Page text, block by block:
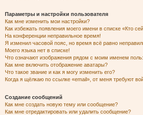
Параметры и настройки пользователя
Как мне изменить мои настройки?
Как избежать появления моего имени в списке «Кто
На конференции неправильное время!
Я изменил часовой пояс, но время всё равно
Моего языка нет в списке!
Что означают изображения рядом с моим именем
Как мне включить отображение аватары?
Что такое звание и как я могу изменить его?
Когда я щёлкаю по ссылке «email», от меня требуют
Создание сообщений
Как мне создать новую тему или сообщение?
Как мне отредактировать или удалить сообщение?